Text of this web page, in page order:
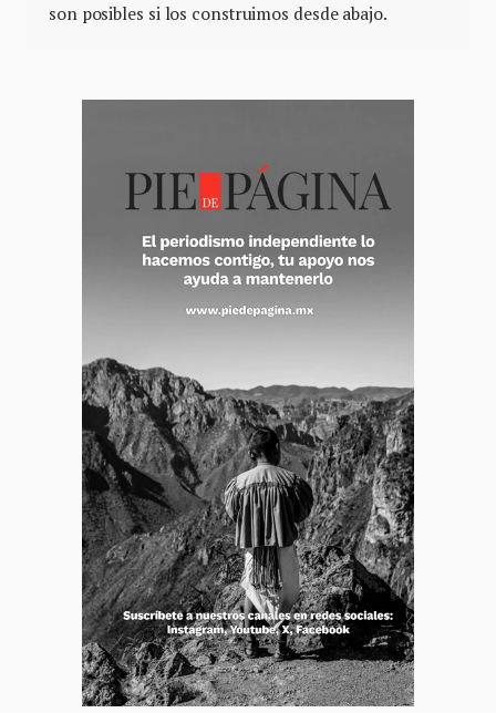
son posibles si los construimos desde abajo.